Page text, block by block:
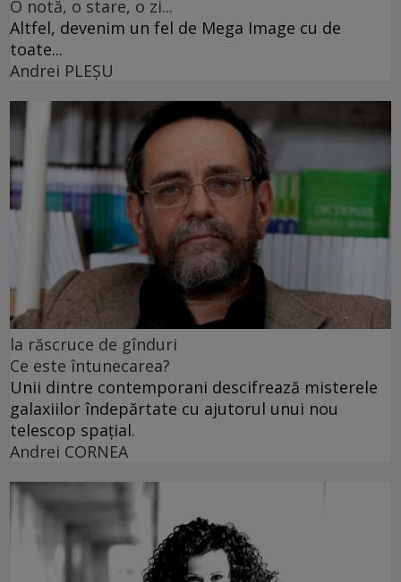
O notă, o stare, o zi...
Altfel, devenim un fel de Mega Image cu de
toate...
Andrei PLEŞU
la răscruce de gînduri
Ce este întunecarea?
Unii dintre contemporani descifrează misterele
galaxiilor îndepărtate cu ajutorul unui nou
telescop spațial.
Andrei CORNEA